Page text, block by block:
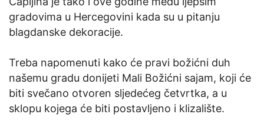
gradovima u Hercegovini kada su u pitanju
blagdanske dekoracije.
Treba napomenuti kako će pravi božićni duh
našemu gradu donijeti Mali Božićni sajam, koji će
biti svečano otvoren sljedećeg četvrtka, a u
sklopu kojega će biti postavljeno i klizalište.